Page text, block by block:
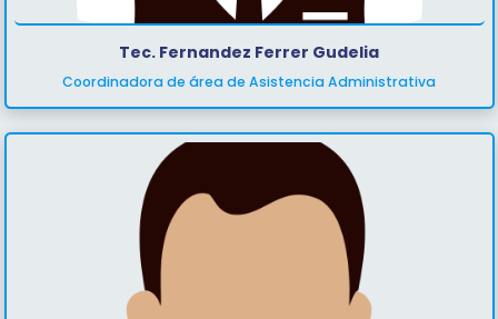
Tec. Fernandez Ferrer Gudelia
Coordinadora de área de Asistencia Administrativa